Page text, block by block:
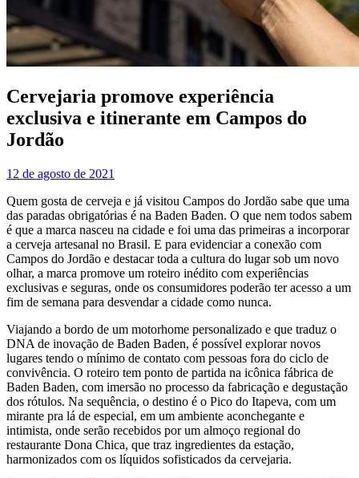
Cervejaria promove experiência
exclusiva e itinerante em Campos do
Jordão
12 de agosto de 2021
Quem gosta de cerveja e já visitou Campos do Jordão sabe que uma
das paradas obrigatórias é na Baden Baden. O que nem todos sabem
é que a marca nasceu na cidade e foi uma das primeiras a incorporar
a cerveja artesanal no Brasil. E para evidenciar a conexão com
Campos do Jordão e destacar toda a cultura do lugar sob um novo
olhar, a marca promove um roteiro inédito com experiências
exclusivas e seguras, onde os consumidores poderão ter acesso a um
fim de semana para desvendar a cidade como nunca.
Viajando a bordo de um motorhome personalizado e que traduz o
DNA de inovação de Baden Baden, é possível explorar novos
lugares tendo o mínimo de contato com pessoas fora do ciclo de
convivência. O roteiro tem ponto de partida na icônica fábrica de
Baden Baden, com imersão no processo da fabricação e degustação
dos rótulos. Na sequência, o destino é o Pico do Itapeva, com um
mirante pra lá de especial, em um ambiente aconchegante e
intimista, onde serão recebidos por um almoço regional do
restaurante Dona Chica, que traz ingredientes da estação,
harmonizados com os líquidos sofisticados da cervejaria.